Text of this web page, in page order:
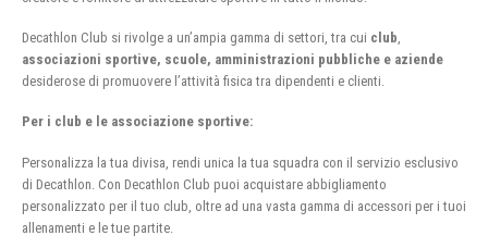
Decathlon Club si rivolge a un’ampia gamma di settori, tra cui club
associazioni sportive, scuole, amministrazioni pubbliche e aziende
desiderose di promuovere l’attività fisica tra dipendenti e clienti.
Per i club e le associazione sportive:
Personalizza la tua divisa, rendi unica la tua squadra con il servizio esclusivo
di Decathlon. Con Decathlon Club puoi acquistare abbigliamento
personalizzato per il tuo club, oltre ad una vasta gamma di accessori per i tuoi
allenamenti e le tue partite.